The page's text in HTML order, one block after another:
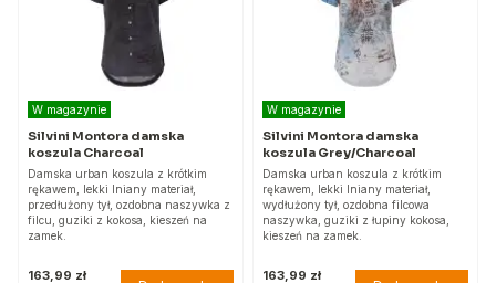
W magazynie
Silvini Montora damska
koszula Charcoal
Damska urban koszula z krótkim
rękawem, lekki lniany materiał,
przedłużony tył, ozdobna naszywka z
filcu, guziki z kokosa, kieszeń na
zamek.
163,99 zł
W magazynie
Silvini Montora damska
koszula Grey/Charcoal
Damska urban koszula z krótkim
rękawem, lekki lniany materiał,
wydłużony tył, ozdobna filcowa
naszywka, guziki z łupiny kokosa,
kieszeń na zamek.
163,99 zł